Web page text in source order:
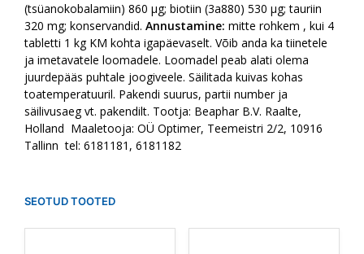
(tsüanokobalamiin) 860 µg; biotiin (3a880) 530 µg; tauriin
320 mg; konservandid. Annustamine: mitte rohkem , kui 4
tabletti 1 kg KM kohta igapäevaselt. Võib anda ka tiinetele
ja imetavatele loomadele. Loomadel peab alati olema
juurdepääs puhtale joogiveele. Säilitada kuivas kohas
toatemperatuuril. Pakendi suurus, partii number ja
säilivusaeg vt. pakendilt. Tootja: Beaphar B.V. Raalte,
Holland Maaletooja: OÜ Optimer, Teemeistri 2/2, 10916
Tallinn tel: 6181181, 6181182
SEOTUD TOOTED